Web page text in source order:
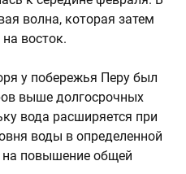
волна, которая затем
восток.
у побережья Перу был
выше долгосрочных
вода расширяется при
воды в определенной
на повышение общей